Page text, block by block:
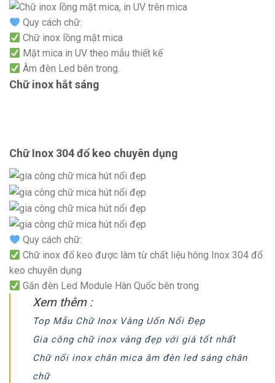
Quy cách chữ:
Chữ inox lồng mặt mica
Mặt mica in UV theo mẫu thiết kế
Âm đèn Led bên trong.
Chữ inox hắt sáng
Chữ Inox 304 đổ keo chuyên dụng
Quy cách chữ:
Chữ inox đổ keo được làm từ chất liệu hông Inox 304 đổ
keo chuyên dụng
Gắn đèn Led Module Hàn Quốc bên trong
Xem thêm :
Top Mẫu Chữ Inox Vàng Uốn Nổi Đẹp
Gia công chữ inox vàng đẹp với giá tốt nhất
Chữ nổi inox chân mica âm đèn led sáng chân
chữ